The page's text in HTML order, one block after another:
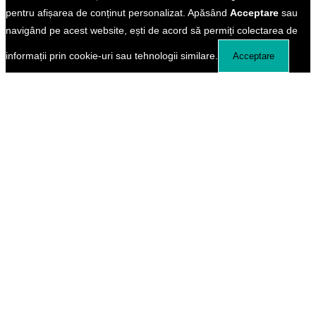
pentru afișarea de conținut personalizat. Apăsând Acceptare sau
navigând pe acest website, ești de acord să permiți colectarea de
informații prin cookie-uri sau tehnologii similare. Acceptare